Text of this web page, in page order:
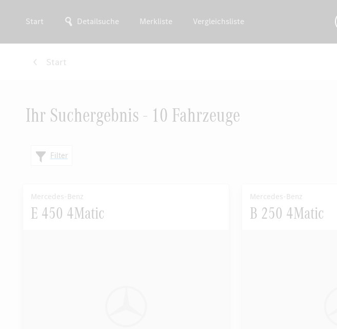
Start Detailsuche Merkliste Vergleichsliste
Start
Ihr Suchergebnis - 10 Fahrzeuge
Filter
Mercedes-Benz
E 450 4Matic
Mercedes-Benz
B 250 4Matic